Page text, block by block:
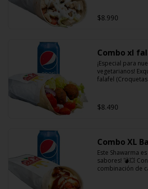
$8.990
Combo xl
¡Especial para
vegetarianos!
falafel
lactonesa  +
$8.490
Combo XL
Este Shawarma
sabores! 💣💥
combinación de